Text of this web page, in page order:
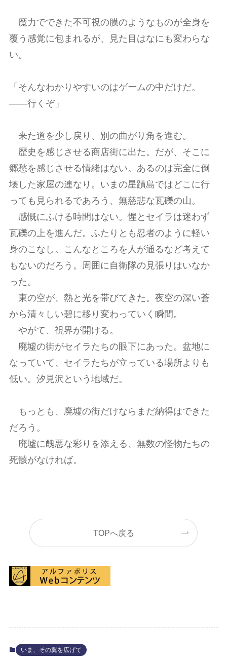
魔力でできた不可視の膜のようなものが全身を
覆う感覚に包まれるが、見た目はなにも変わらな
い。
「そんなわかりやすいのはゲームの中だけだ。
――行くぞ」
来た道を少し戻り、別の曲がり角を進む。
歴史を感じさせる商店街に出た。だが、そこに
郷愁を感じさせる情緒はない。あるのは完全に倒
壊した家屋の連なり。いまの星蹟島ではどこに行
っても見られるであろう、無慈悲な瓦礫の山。
感慨にふける時間はない。惺とセイラは迷わず
瓦礫の上を進んだ。ふたりとも忍者のように軽い
身のこなし。こんなところを人が通るなど考えて
もないのだろう。周囲に自衛隊の見張りはいなか
った。
東の空が、熱と光を帯びてきた。夜空の深い蒼
から清々しい碧に移り変わっていく瞬間。
やがて、視界が開ける。
廃墟の街がセイラたちの眼下にあった。盆地に
なっていて、セイラたちが立っている場所よりも
低い。汐見沢という地域だ。
もっとも、廃墟の街だけならまだ納得はできた
だろう。
廃墟に醜悪な彩りを添える、無数の怪物たちの
死骸がなければ。
TOPへ戻る
いま、その翼を広げて